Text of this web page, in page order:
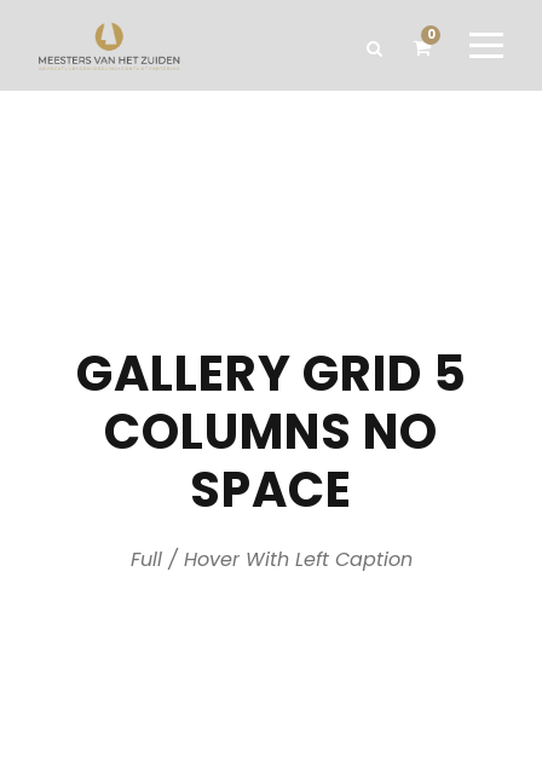
0
GALLERY GRID 5
COLUMNS NO
SPACE
Full / Hover With Left Caption